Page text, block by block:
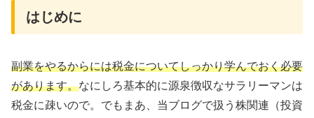
はじめに
副業をやるからには税金についてしっかり学んでおく必要
があります。なにしろ基本的に源泉徴収なサラリーマンは
税金に疎いので。でもまあ、当ブログで扱う株関連（投資